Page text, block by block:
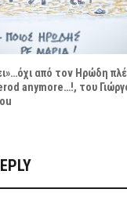
από τον Ηρώδη
anymore…!, του